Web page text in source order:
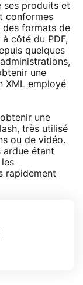
ses produits et
conformes
des formats de
côté du PDF,
quelques
une
XML employé
une
très utilisé
ou de vidéo.
ardue étant
rapidement